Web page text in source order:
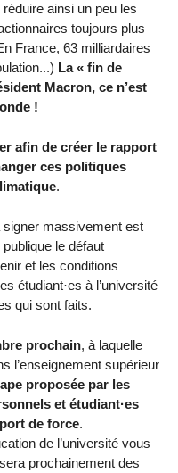
ainsi un peu les
toujours plus
France, 63 milliardaires
La « fin de
Macron, ce n’est
!
afin de créer le rapport
ces politiques
.
signer massivement est
le défaut
et les conditions
étudiant·es à l’université
qui sont faits.
prochain, à laquelle
l’enseignement supérieur
proposée par les
et étudiant·es
de force.
de l’université vous
prochainement des